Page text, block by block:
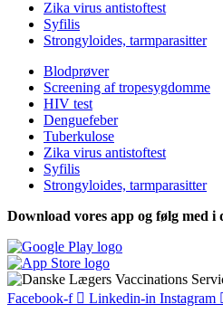
Zika virus antistoftest
Syfilis
Strongyloides, tarmparasitter
Blodprøver
Screening af tropesygdomme
HIV test
Denguefeber
Tuberkulose
Zika virus antistoftest
Syfilis
Strongyloides, tarmparasitter
Download vores app og følg med
Facebook-f Linkedin-in Instagram